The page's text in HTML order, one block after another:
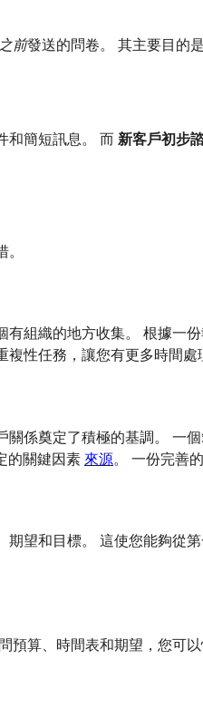
之前發送的問卷。 其主要目的
和簡短訊息。 而 新客戶初步
組織的地方收集。 根據一
性任務，讓您有更多時間處
係奠定了積極的基調。 一
的關鍵因素 來源。 一份完善的
望和目標。 這使您能夠從
算、時間表和期望，您可